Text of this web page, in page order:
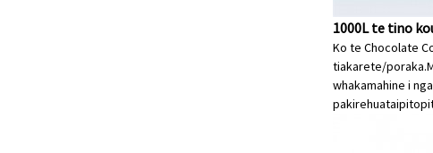
1000L te tino
Ko te Chocolate
tiakarete/
whakamahine i
pakirehua